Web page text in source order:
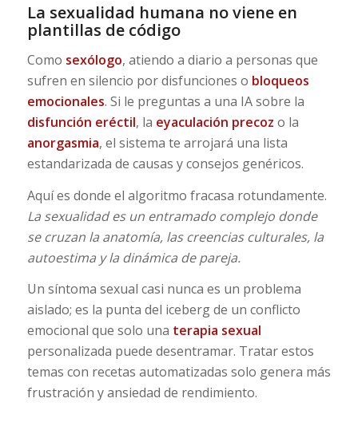
La sexualidad humana no viene en
plantillas de código
Como sexólogo, atiendo a diario a personas que
sufren en silencio por disfunciones o bloqueos
emocionales. Si le preguntas a una IA sobre la
disfunción eréctil, la eyaculación precoz o la
anorgasmia, el sistema te arrojará una lista
estandarizada de causas y consejos genéricos.
Aquí es donde el algoritmo fracasa rotundamente.
La sexualidad es un entramado complejo donde
se cruzan la anatomía, las creencias culturales, la
autoestima y la dinámica de pareja.
Un síntoma sexual casi nunca es un problema
aislado; es la punta del iceberg de un conflicto
emocional que solo una terapia sexual
personalizada puede desentramar. Tratar estos
temas con recetas automatizadas solo genera más
frustración y ansiedad de rendimiento.